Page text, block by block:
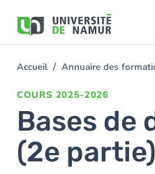
contenu
You
Accueil Annuaire des
COURS 2025-2026
Bases de
(2e partie)